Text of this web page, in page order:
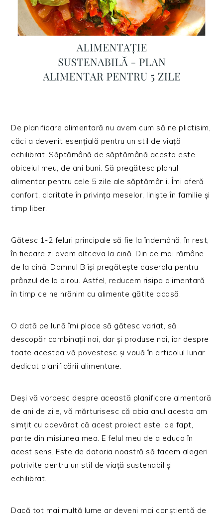
De planificare alimentară nu avem cum să ne plictisim,
căci a devenit esențială pentru un stil de viață
echilibrat. Săptămână de săptămână acesta este
obiceiul meu, de ani buni. Să pregătesc planul
alimentar pentru cele 5 zile ale săptămânii. Îmi oferă
confort, claritate în privința meselor, liniște în familie și
timp liber.
Gătesc 1-2 feluri principale să fie la îndemână, în rest,
în fiecare zi avem altceva la cină. Din ce mai rămâne
de la cină, Domnul B își pregătește caserola pentru
prânzul de la birou. Astfel, reducem risipa alimentară
în timp ce ne hrănim cu alimente gătite acasă.
O dată pe lună îmi place să gătesc variat, să
descopăr combinații noi, dar și produse noi, iar despre
toate acestea vă povestesc și vouă în articolul lunar
dedicat planificării alimentare.
Deși vă vorbesc despre această planificare almentară
de ani de zile, vă mărturisesc că abia anul acesta am
simțit cu adevărat că acest proiect este, de fapt,
parte din misiunea mea. E felul meu de a educa în
acest sens. Este de datoria noastră să facem alegeri
potrivite pentru un stil de viață sustenabil și
echilibrat.
Dacă tot mai multă lume ar deveni mai conștientă de